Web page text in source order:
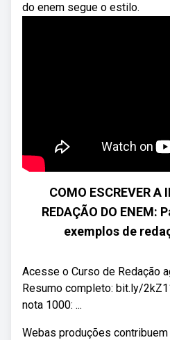
do enem segue o estilo.
COMO ESCREVER A
REDAÇÃO DO ENEM:
exemplos de
Acesse o Curso de Redação
Resumo completo: bit.ly/
nota 1000: ...
Webas produções contribuem